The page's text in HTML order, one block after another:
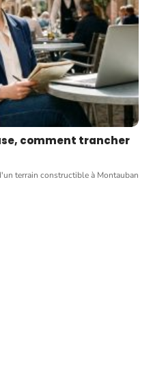
comment trancher
terrain constructible à Montauban